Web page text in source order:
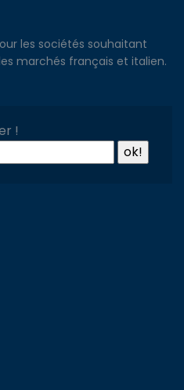
les sociétés souhaitant
marchés français et italien.
!